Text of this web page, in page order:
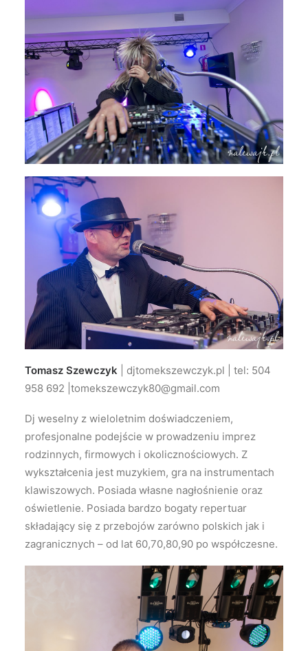
Tomasz Szewczyk | djtomekszewczyk.pl | tel: 504
958 692 |tomekszewczyk80@gmail.com
Dj weselny z wieloletnim doświadczeniem,
profesjonalne podejście w prowadzeniu imprez
rodzinnych, firmowych i okolicznościowych. Z
wykształcenia jest muzykiem, gra na instrumentach
klawiszowych. Posiada własne nagłośnienie oraz
oświetlenie. Posiada bardzo bogaty repertuar
składający się z przebojów zarówno polskich jak i
zagranicznych – od lat 60,70,80,90 po współczesne.